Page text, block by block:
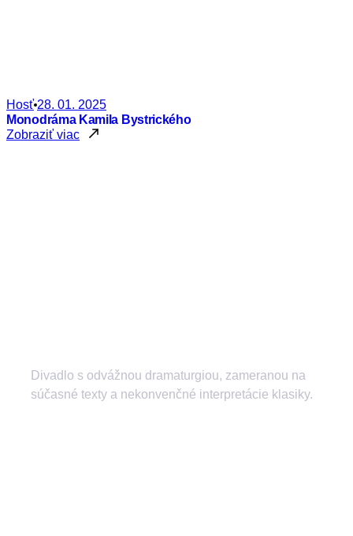
Hosť 28. 01. 2025
Monodráma Kamila Bystrického
Zobraziť viac
Divadlo s odvážnou dramaturgiou, zameranou na
súčasné texty a nekonvenčné interpretácie klasiky.